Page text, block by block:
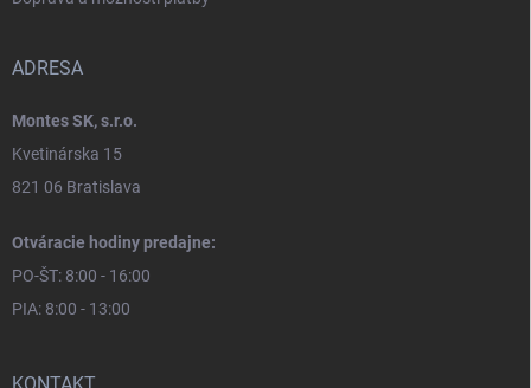
ADRESA
Montes SK, s.r.o.
Kvetinárska 15
821 06 Bratislava
Otváracie hodiny predajne:
PO-ŠT: 8:00 - 16:00
PIA: 8:00 - 13:00
KONTAKT